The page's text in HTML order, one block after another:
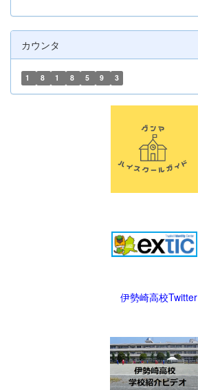
カウンタ
1 8 1 8 5 9 3
伊勢崎高校Twitter